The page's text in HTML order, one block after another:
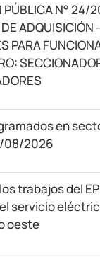
PÚBLICA N° 24/
ADQUISICIÓN
PARA
en
08/2026
trabajos del
servicio
oeste